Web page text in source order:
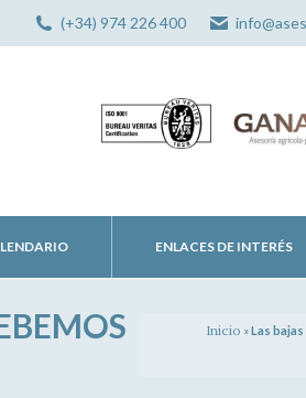
(+34) 974 226 400
ENLACES DE INTERÉS
Inicio »Las